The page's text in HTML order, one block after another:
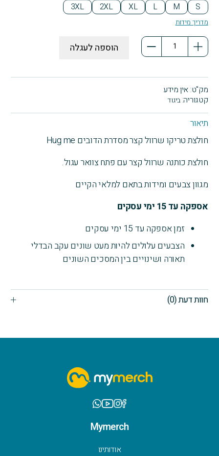
S
M
L
XL
2XL
3XL
מדריך מידות
כמות
טריקו
שרוול
קצר
me
הוספה לעגלה
תיאור
חולצת טריקו שרוול קצר מסדרת הדובים Hug me
חולצת כותנה שרוול קצר עם פתח צוואר עגול.
מגוון צבעים ומידות בתאם למלאי הקיים
אספקה עד 15 ימי עסקים
זמן אספקה עד 15 ימי עסקים
הצבעים עלולים להיות מעט שונים עקב הבדלי
תאורה ושינויים בין המסכים השונים
חוות דעת (0)
מק"ט: אין מידע
קטגוריה: ביגוד
Mymerch
אודותינו